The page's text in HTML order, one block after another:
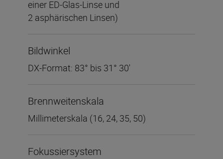
einer ED-Glas-Linse und
2 asphärischen Linsen)
Bildwinkel
DX-Format: 83° bis 31° 30′
Brennweitenskala
Millimeterskala (16, 24, 35, 50)
Fokussiersystem